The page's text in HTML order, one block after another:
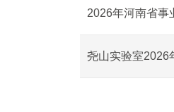
2026年河南省事
尧山实验室2026